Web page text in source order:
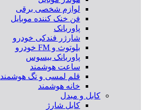
لوازم شخصی برقی
فن خنک کننده موبایل
پاوربانک
شارژر فندکی خودرو
بلوتوث و FM خودرو
پاوربانک بیسوس
ساعت هوشمند
قلم لمسی و تگ هوشمند
خانه هوشمند
کابل و مبدل
کابل شارژ